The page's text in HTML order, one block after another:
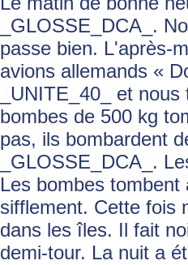
_GLOSSE_DCA_.
passe bien. L'après-
avions allemands «
_UNITE_40_ et
bombes de 500 kg
pas, ils bombardent
_GLOSSE_DCA_.
Les bombes
sifflement. Cette fois
dans les îles. Il fait
demi-tour. La nuit a